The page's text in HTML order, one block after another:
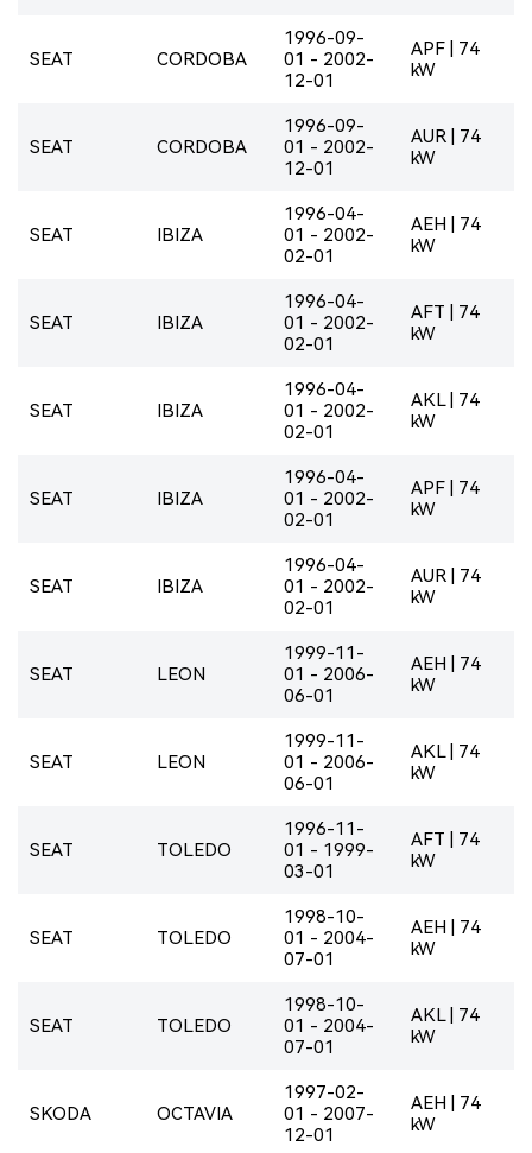
SEAT CORDOBA
1996-09-
01 - 2002-
12-01
APF | 74
kW
SEAT CORDOBA
1996-09-
01 - 2002-
12-01
AUR | 74
kW
SEAT IBIZA
1996-04-
01 - 2002-
02-01
AEH | 74
kW
SEAT IBIZA
1996-04-
01 - 2002-
02-01
AFT | 74
kW
SEAT IBIZA
1996-04-
01 - 2002-
02-01
AKL | 74
kW
SEAT IBIZA
1996-04-
01 - 2002-
02-01
APF | 74
kW
SEAT IBIZA
1996-04-
01 - 2002-
02-01
AUR | 74
kW
SEAT LEON
1999-11-
01 - 2006-
06-01
AEH | 74
kW
SEAT LEON
1999-11-
01 - 2006-
06-01
AKL | 74
kW
SEAT TOLEDO
1996-11-
01 - 1999-
03-01
AFT | 74
kW
SEAT TOLEDO
1998-10-
01 - 2004-
07-01
AEH | 74
kW
SEAT TOLEDO
1998-10-
01 - 2004-
07-01
AKL | 74
kW
SKODA OCTAVIA
1997-02-
01 - 2007-
12-01
AEH | 74
kW